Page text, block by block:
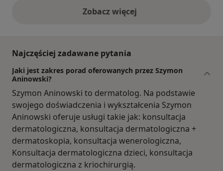
Zobacz więcejopinie powyżej
Najczęściej zadawane pytania
Jaki jest zakres porad oferowanych przez Szymon
Aninowski?
Szymon Aninowski to dermatolog. Na podstawie
swojego doświadczenia i wykształcenia Szymon
Aninowski oferuje usługi takie jak: konsultacja
dermatologiczna, konsultacja dermatologiczna +
dermatoskopia, konsultacja wenerologiczna,
Konsultacja dermatologiczna dzieci, konsultacja
dermatologiczna z kriochirurgią.